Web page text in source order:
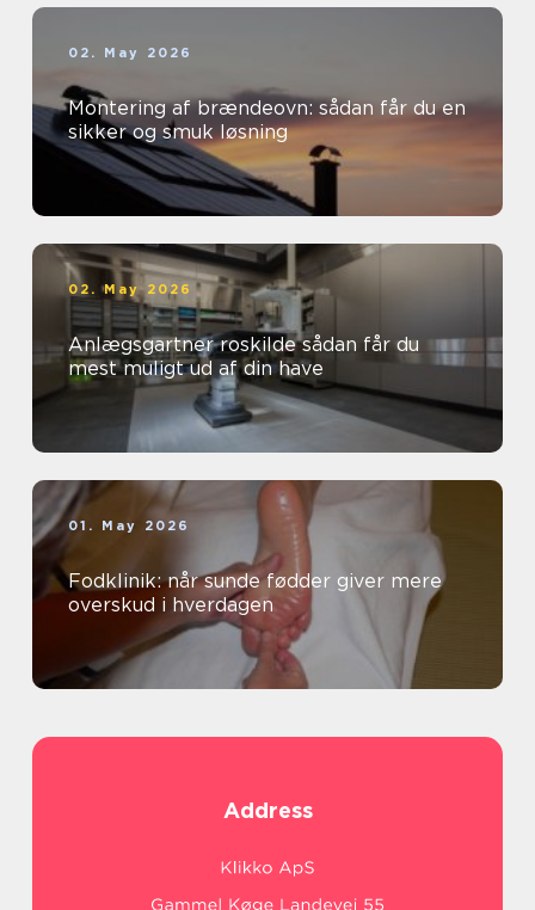
02. May 2026
Montering af brændeovn: sådan får du en
sikker og smuk løsning
02. May 2026
Anlægsgartner roskilde sådan får du
mest muligt ud af din have
01. May 2026
Fodklinik: når sunde fødder giver mere
overskud i hverdagen
Address